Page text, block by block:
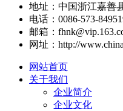
地址：中国浙江嘉善
电话：0086-573-
邮箱：
网址：http://
网站首页
关于我们
企业简介
企业文化